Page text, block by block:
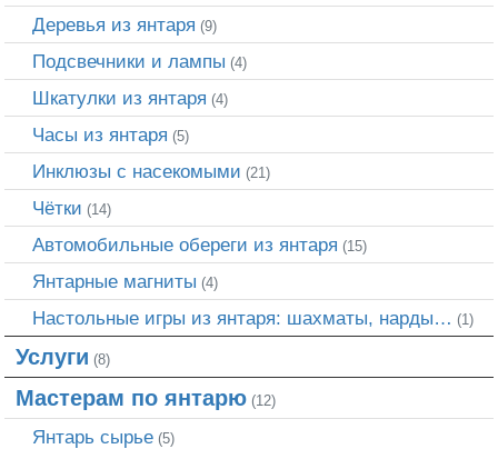
Деревья из янтаря (9)
Подсвечники и лампы (4)
Шкатулки из янтаря (4)
Часы из янтаря (5)
Инклюзы с насекомыми (21)
Чётки (14)
Автомобильные обереги из янтаря (15)
Янтарные магниты (4)
Настольные игры из янтаря: шахматы, нарды… (1)
Услуги (8)
Мастерам по янтарю (12)
Янтарь сырье (5)